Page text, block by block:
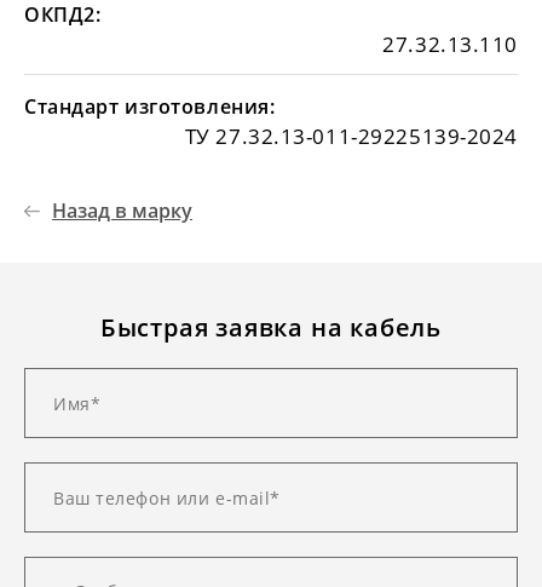
ОКПД2:
27.32.13.110
Стандарт изготовления:
ТУ 27.32.13-011-29225139-2024
Назад в марку
Быстрая заявка на кабель